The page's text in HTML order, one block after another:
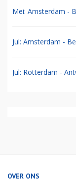
Mei: Amsterdam -
Jul: Amsterdam -
Jul: Rotterdam -
OVER ONS